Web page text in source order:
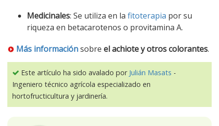
Medicinales: Se utiliza en la fitoterapia por su
riqueza en betacarotenos o provitamina A.
Más informaciónsobre el achiote y otros colorantes.
Este artículo ha sido avalado por Julián Masats -
Ingeniero técnico agrícola especializado en
hortofructicultura y jardinería.